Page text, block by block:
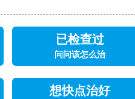
已检查过
问问该怎么治
想快点治好